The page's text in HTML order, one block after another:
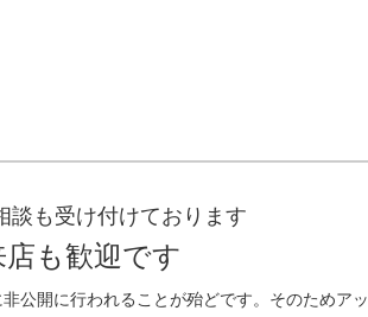
談も受け付けております
店も歓迎です
公開に行われることが殆どです。そのためアッ